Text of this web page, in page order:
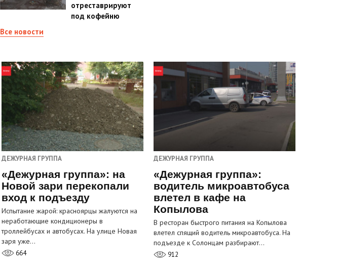
отреставрируют
под кофейню
Все новости
ДЕЖУРНАЯ ГРУППА
«Дежурная группа»: на
Новой зари перекопали
вход к подъезду
Испытание жарой: красноярцы жалуются на
неработающие кондиционеры в
троллейбусах и автобусах. На улице Новая
заря уже…
664
ДЕЖУРНАЯ ГРУППА
«Дежурная группа»:
водитель микроавтобуса
влетел в кафе на
Копылова
В ресторан быстрого питания на Копылова
влетел спящий водитель микроавтобуса. На
подъезде к Солонцам разбирают…
912